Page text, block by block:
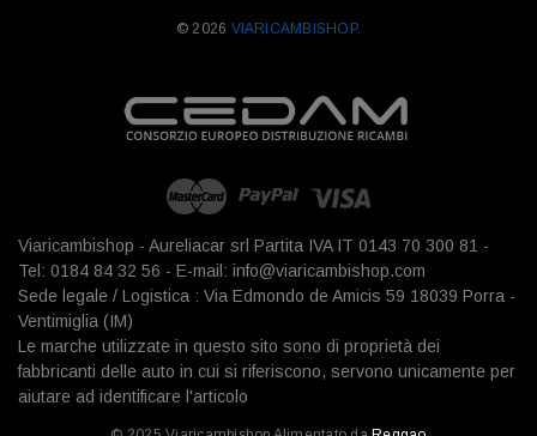
© 2026 VIARICAMBISHOP.
Viaricambishop - Aureliacar srl Partita IVA IT 0143 70 300 81 -
Tel: 0184 84 32 56 - E-mail: info@viaricambishop.com
Sede legale / Logistica : Via Edmondo de Amicis 59 18039 Porra -
Ventimiglia (IM)
Le marche utilizzate in questo sito sono di proprietà dei
fabbricanti delle auto in cui si riferiscono, servono unicamente per
aiutare ad identificare l'articolo